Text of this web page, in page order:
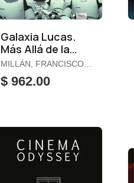
Galaxia Lucas.
Más Allá de la
Fuerza
MILLÁN, FRANCISCO
JAVIER
$ 962.00